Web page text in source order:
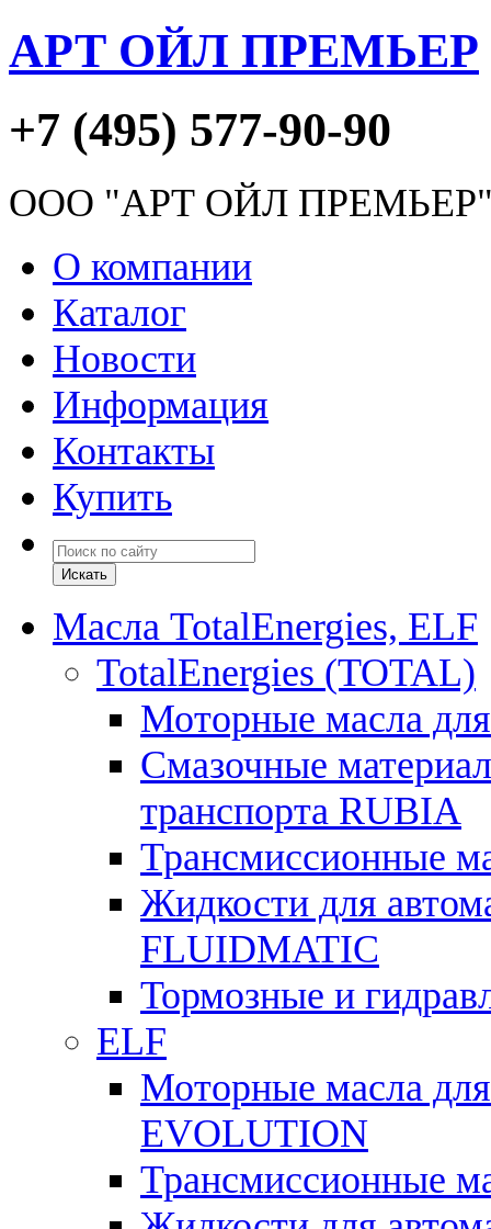
АРТ ОЙЛ ПРЕМЬЕР
+7 (495) 577-90-90
ООО "АРТ ОЙЛ
О компании
Каталог
Новости
Информация
Контакты
Купить
Масла TotalEnergies, ELF
TotalEnergies (TOTAL)
Моторные масла
Смазочные
транспорта RUBIA
Трансмиссионные
Жидкости для
FLUIDMATIC
Тормозные и
ELF
Моторные масла
EVOLUTION
Трансмиссионные